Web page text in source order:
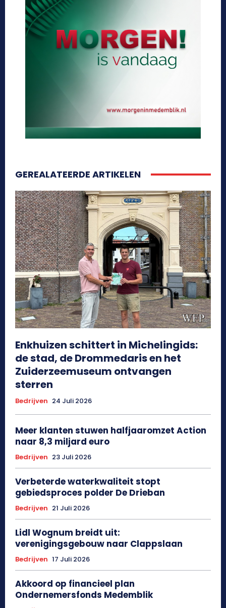
GEREALATEERDE ARTIKELEN
Enkhuizen schittert in Michelingids:
de stad, de Drommedaris en het
Zuiderzeemuseum ontvangen
sterren
Bedrijven 24 Juli 2026
Meer klanten stuwen halfjaaromzet Action
naar 8,3 miljard euro
Bedrijven 23 Juli 2026
Verbeterde waterkwaliteit stopt
gebiedsproces polder De Drieban
Bedrijven 21 Juli 2026
Lidl Wognum breidt uit:
verenigingsgebouw naar Clappslaan
Bedrijven 17 Juli 2026
Akkoord op financieel plan
Ondernemersfonds Medemblik